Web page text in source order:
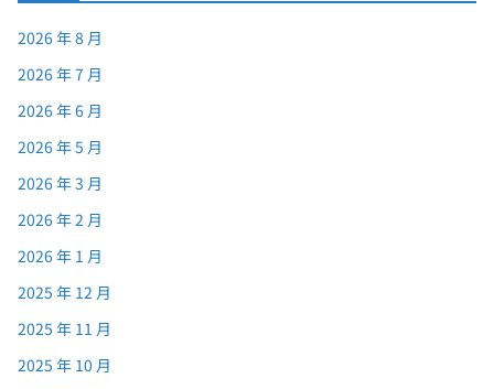
2026 年 8 月
2026 年 7 月
2026 年 6 月
2026 年 5 月
2026 年 3 月
2026 年 2 月
2026 年 1 月
2025 年 12 月
2025 年 11 月
2025 年 10 月